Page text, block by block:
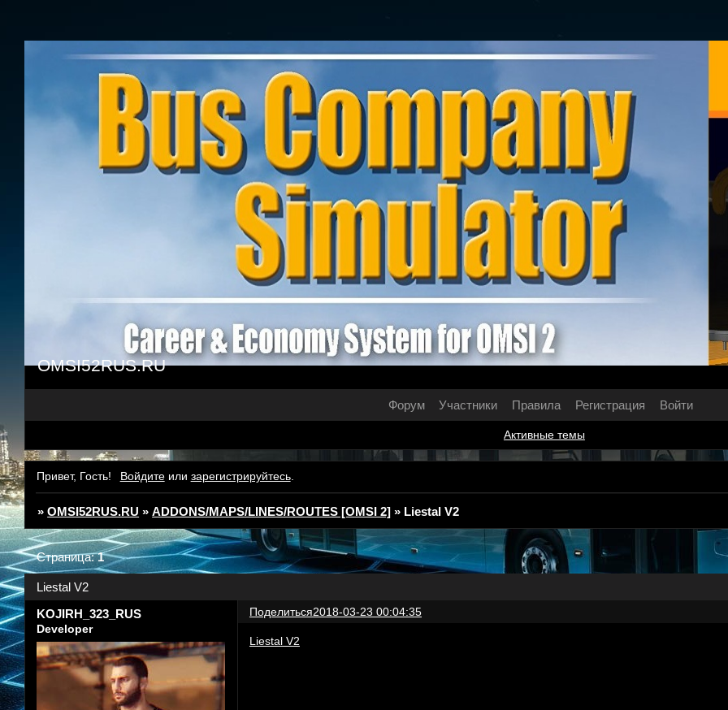
OMSI52RUS.RU
Форум Участники Правила Регистрация Войти
Активные темы
Привет, Гость! Войдитеили зарегистрируйтесь.
»OMSI52RUS.RU »ADDONS/MAPS/LINES/ROUTES [OMSI 2] » Liestal V2
Liestal V2
Страница:1
Поделиться2018-03-23 00:04:35
KOJIRH_323_RUS
Developer
Liestal V2